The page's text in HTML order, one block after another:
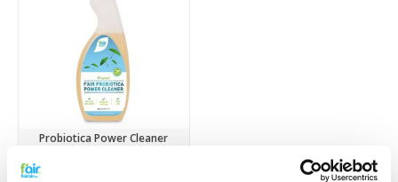
Probiotica Power Cleaner